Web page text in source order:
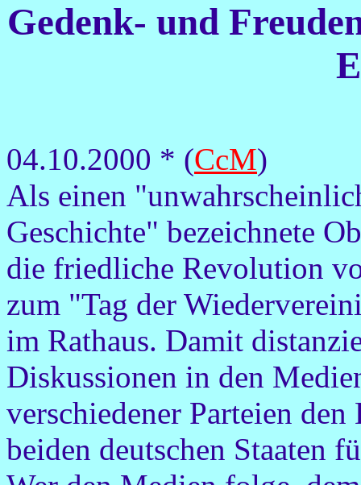
Gedenk- und
04.10.2000 * (CcM)
Als einen
Geschichte" bezeichnete
die friedliche Revolution
zum "Tag der
im Rathaus. Damit
Diskussionen in den
verschiedener Parteien
beiden deutschen Staaten